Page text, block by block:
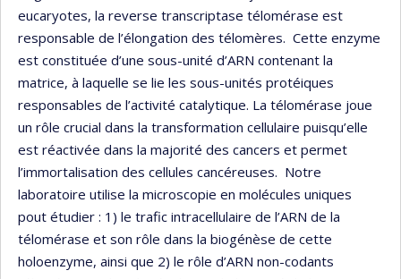
eucaryotes, la reverse transcriptase télomérase est
responsable de l’élongation des télomères. Cette enzyme
est constituée d’une sous-unité d’ARN contenant la
matrice, à laquelle se lie les sous-unités protéiques
responsables de l’activité catalytique. La télomérase joue
un rôle crucial dans la transformation cellulaire puisqu’elle
est réactivée dans la majorité des cancers et permet
l’immortalisation des cellules cancéreuses. Notre
laboratoire utilise la microscopie en molécules uniques
pout étudier : 1) le trafic intracellulaire de l’ARN de la
télomérase et son rôle dans la biogénèse de cette
holoenzyme, ainsi que 2) le rôle d’ARN non-codants